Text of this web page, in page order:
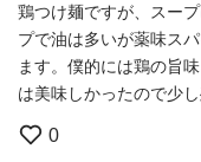
鶏つけ麺ですが、スー
プで油は多いが薬味ス
ます。僕的には鶏の旨
は美味しかったので少し
0